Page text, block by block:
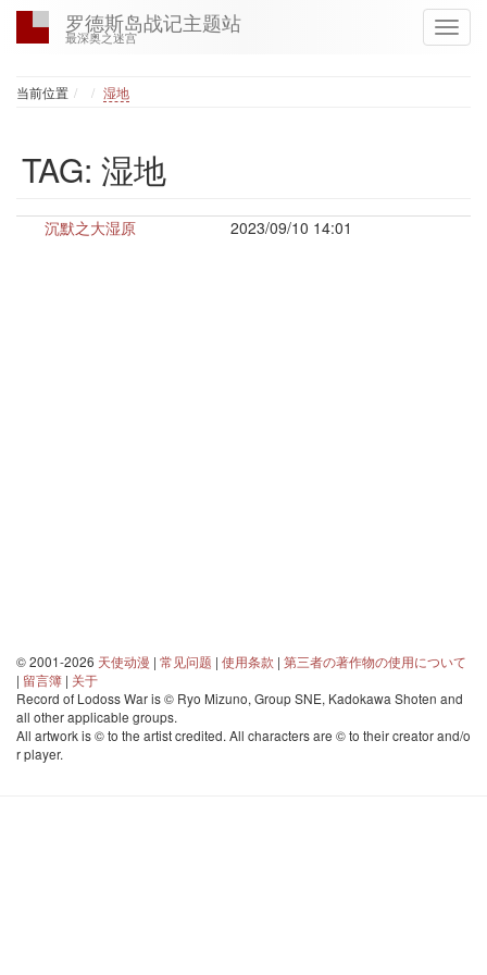
罗德斯岛战记主题站
最深奥之迷宫
当前位置 Home
湿地
TAG: 湿地
沉默之大湿原 2023/09/10 14:01
© 2001-2026 天使动漫 | 常见问题 | 使用条款 | 第三者の著作物の使用について
| 留言簿 | 关于
Record of Lodoss War is © Ryo Mizuno, Group SNE, Kadokawa Shoten and
all other applicable groups.
All artwork is © to the artist credited. All characters are © to their creator and/o
r player.